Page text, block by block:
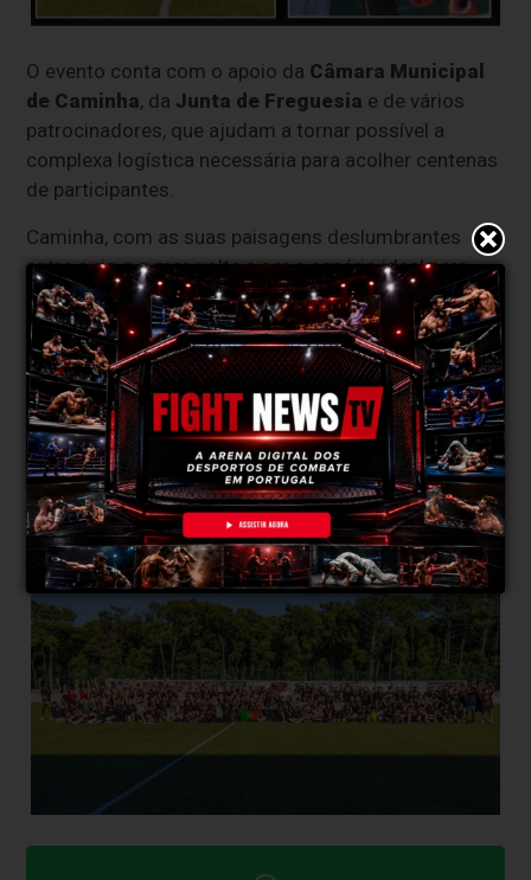
O evento conta com o apoio da Câmara Municipal
de Caminha, da Junta de Freguesia e de vários
patrocinadores, que ajudam a tornar possível a
complexa logística necessária para acolher centenas
de participantes.
Caminha, com as suas paisagens deslumbrantes
entre o rio e o mar, volta a ser o cenário ideal para
esta celebração do desporto, da superação e da
convivência.
MAIS INFORMAÇÕES:
Local: Estádio Municipal Morber - Cristelo
Entrada: Gratuita
Estacionamento Privado Grátis